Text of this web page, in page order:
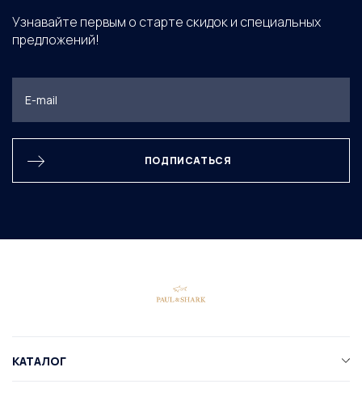
Узнавайте первым о старте скидок и специальных
предложений!
ПОДПИСАТЬСЯ
КАТАЛОГ